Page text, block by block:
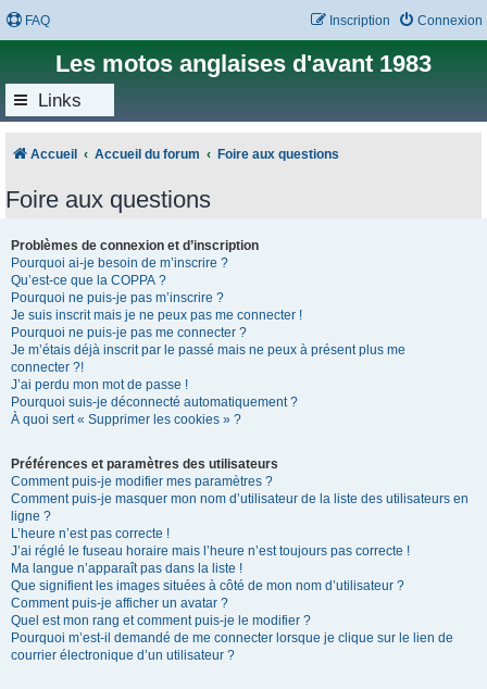
FAQ Connexion
Inscription
Les motos anglaises d'avant 1983
Links
Accueil Accueil du forum Foire aux questions
Foire aux questions
Problèmes de connexion et d’inscription
Pourquoi ai-je besoin de m’inscrire ?
Qu’est-ce que la COPPA ?
Pourquoi ne puis-je pas m’inscrire ?
Je suis inscrit mais je ne peux pas me connecter !
Pourquoi ne puis-je pas me connecter ?
Je m’étais déjà inscrit par le passé mais ne peux à présent plus me
connecter ?!
J’ai perdu mon mot de passe !
Pourquoi suis-je déconnecté automatiquement ?
À quoi sert « Supprimer les cookies » ?
Préférences et paramètres des utilisateurs
Comment puis-je modifier mes paramètres ?
Comment puis-je masquer mon nom d’utilisateur de la liste des utilisateurs en
ligne ?
L’heure n’est pas correcte !
J’ai réglé le fuseau horaire mais l’heure n’est toujours pas correcte !
Ma langue n’apparaît pas dans la liste !
Que signifient les images situées à côté de mon nom d’utilisateur ?
Comment puis-je afficher un avatar ?
Quel est mon rang et comment puis-je le modifier ?
Pourquoi m’est-il demandé de me connecter lorsque je clique sur le lien de
courrier électronique d’un utilisateur ?